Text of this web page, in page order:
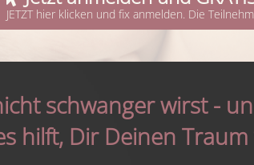
JETZT hier klicken und fix anmelden. Die
schwanger wirst -
hilft, Dir Deinen